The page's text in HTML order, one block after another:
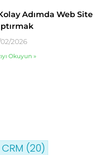
Adımda Web Site
2026
Okuyun »
CRM (20)